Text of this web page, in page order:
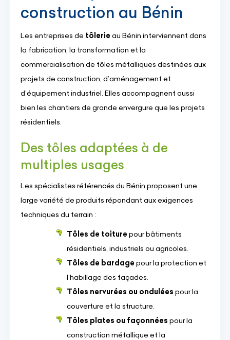
construction au Bénin
Les entreprises de tôlerie au Bénin interviennent dans
la fabrication, la transformation et la
commercialisation de tôles métalliques destinées aux
projets de construction, d’aménagement et
d’équipement industriel. Elles accompagnent aussi
bien les chantiers de grande envergure que les projets
résidentiels.
Des tôles adaptées à de
multiples usages
Les spécialistes référencés du Bénin proposent une
large variété de produits répondant aux exigences
techniques du terrain :
Tôles de toiture pour bâtiments
résidentiels, industriels ou agricoles.
Tôles de bardage pour la protection et
l’habillage des façades.
Tôles nervurées ou ondulées pour la
couverture et la structure.
Tôles plates ou façonnées pour la
construction métallique et la